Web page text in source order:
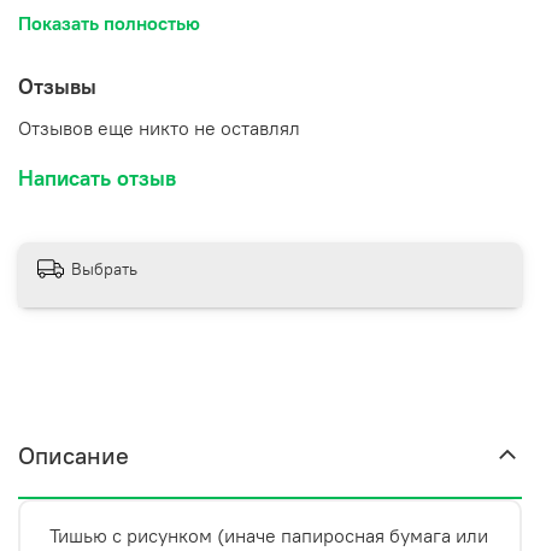
сувениров. Тишью также используется для заполнения
придает им особую торжественность.
Данный вид бумаги является нежным, мягким и
представлен многообразием оттенков.
получаются необыкновенно нежные цветы: маки,
пионы, лотосы.При оформлении подарков будет
дорогой материал с большим количеством оттенков и
цветов, приятна на ощупь. Переживать за состояние
бумаги не стоит: она выглядит очень презентабельно
Показать полностью
Отзывы
Отзывов еще никто не оставлял
Написать отзыв
Выбрать
Описание
Тишью с рисунком (иначе папиросная бумага или